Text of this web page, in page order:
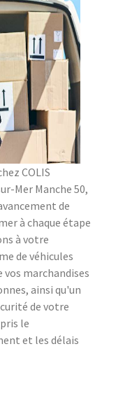
COLIS
Mer Manche 50,
de
à chaque étape
à votre
de véhicules
marchandises
ainsi qu'un
de votre
le
et les délais